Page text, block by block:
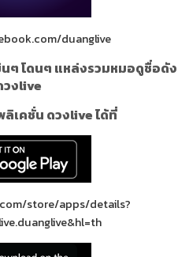
duanglive
ๆ โดนๆ แหล่งรวมหมอดูชื่อดัง
วงlive
เคชั่น ดวงlive ได้ที่
store/apps/details?